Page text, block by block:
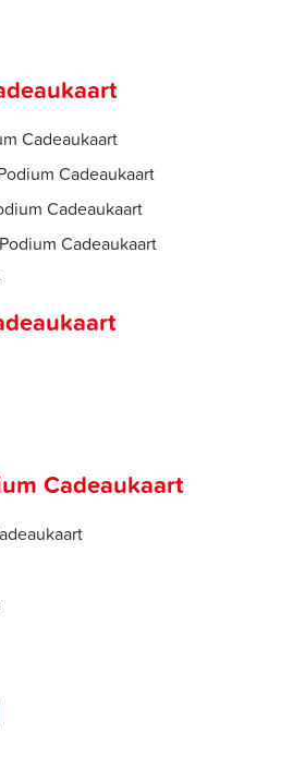
Cadeaukaart
Cadeaukaart
Cadeaukaart
Cadeaukaart
Cadeaukaart